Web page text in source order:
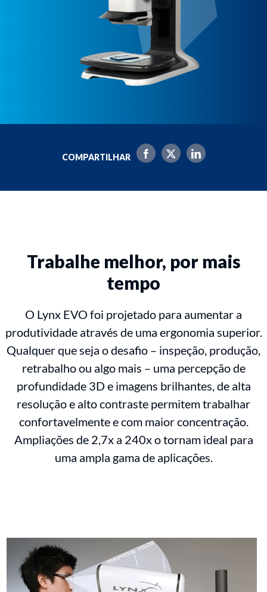
COMPARTILHAR
Trabalhe melhor, por mais
tempo
O Lynx EVO foi projetado para aumentar a
produtividade através de uma ergonomia superior.
Qualquer que seja o desafio – inspeção, produção,
retrabalho ou algo mais – uma percepção de
profundidade 3D e imagens brilhantes, de alta
resolução e alto contraste permitem trabalhar
confortavelmente e com maior concentração.
Ampliações de 2,7x a 240x o tornam ideal para
uma ampla gama de aplicações.